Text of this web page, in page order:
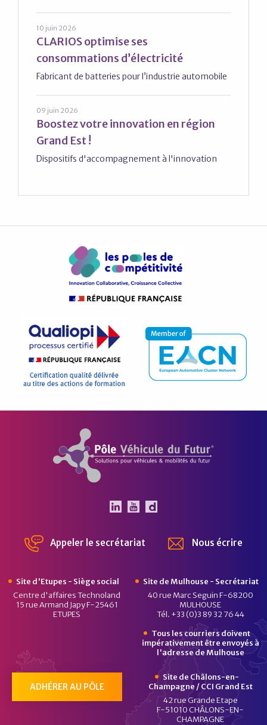
10 juin 2026
CLARIOS optimise ses
consommations d’électricité
Fabricant de batteries pour l’industrie automobile
09 juin 2026
Boostez votre innovation en région
Grand Est !
Dispositifs d'accompagnement à l'innovation
Pôle Véhicule du Futur
Appeler le secrétariat Nous écrire
Site d'Etupes - Siège social
Centre d'affaires Technoland
15 rue Armand Japy F-25461
ETUPES
Site de Mulhouse - Secrétariat
40 rue Marc Seguin F-68200
MULHOUSE
Tél. +33 (0)3 89 32 76 44
Tous les courriers doivent
impérativement être envoyés à
l'adresse de Mulhouse
ADHÉRER AU PÔLE
Site de Châlons-en-
Champagne / CCI Grand Est
42 rue Grande Etape
F-51010 CHÂLONS-EN-
CHAMPAGNE